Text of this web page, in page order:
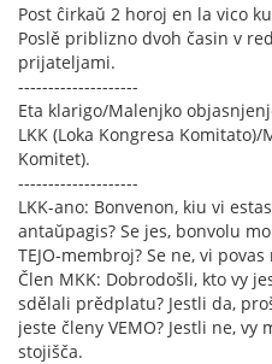
Post ĉirkaŭ 2 horoj en la vico
Poslě priblizno dvoh časin v
prijateljami.
--------------------
Eta klarigo/Malenjko
LKK (Loka Kongresa
Komitet).
--------------------
LKK-ano: Bonvenon, kiu vi
antaŭpagis? Se jes, bonvolu
TEJO-membroj? Se ne, vi
Člen MKK: Dobrodošli, kto vy
sdělali prědplatu? Jestli da,
jeste členy VEMO? Jestli ne,
stojišča.